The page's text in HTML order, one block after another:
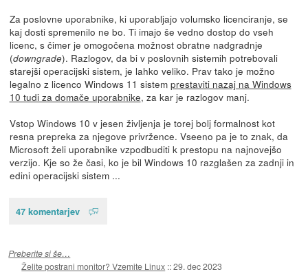
Za poslovne uporabnike, ki uporabljajo volumsko licenciranje, se
kaj dosti spremenilo ne bo. Ti imajo še vedno dostop do vseh
licenc, s čimer je omogočena možnost obratne nadgradnje
(downgrade). Razlogov, da bi v poslovnih sistemih potrebovali
starejši operacijski sistem, je lahko veliko. Prav tako je možno
legalno z licenco Windows 11 sistem prestaviti nazaj na Windows
10 tudi za domače uporabnike, za kar je razlogov manj.
Vstop Windows 10 v jesen življenja je torej bolj formalnost kot
resna prepreka za njegove privržence. Vseeno pa je to znak, da
Microsoft želi uporabnike vzpodbuditi k prestopu na najnovejšo
verzijo. Kje so že časi, ko je bil Windows 10 razglašen za zadnji in
edini operacijski sistem ...
47 komentarjev
Preberite si še…
Želite postrani monitor? Vzemite Linux ::29. dec 2023